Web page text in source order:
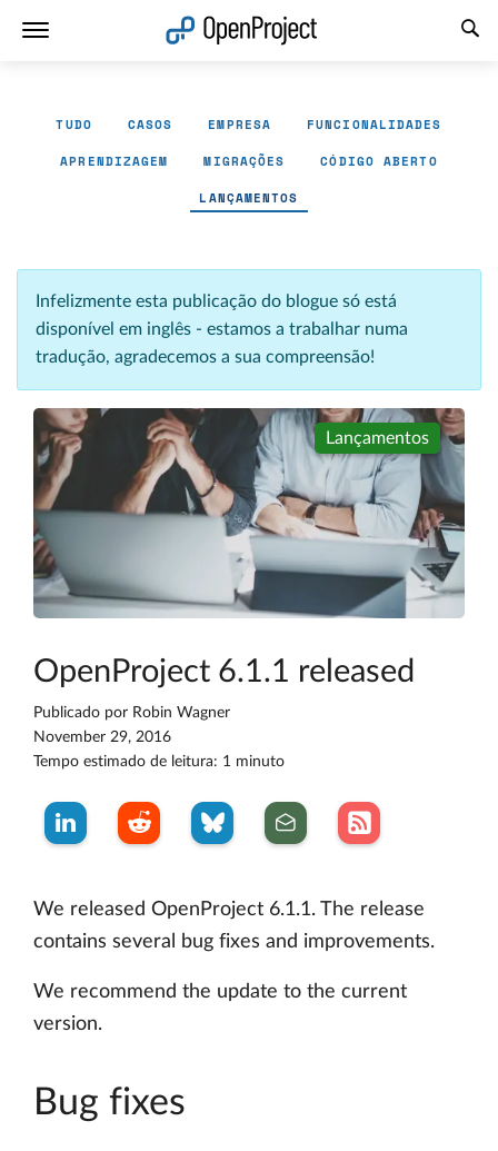
TUDO CASOS EMPRESA FUNCIONALIDADES
APRENDIZAGEM MIGRAÇÕES CÓDIGO ABERTO
LANÇAMENTOS
Infelizmente esta publicação do blogue só está
disponível em inglês - estamos a trabalhar numa
tradução, agradecemos a sua compreensão!
Lançamentos
OpenProject 6.1.1 released
Publicado por Robin Wagner
November 29, 2016
Tempo estimado de leitura: 1 minuto
We released OpenProject 6.1.1. The release
contains several bug fixes and improvements.
We recommend the update to the current
version.
Bug fixes
Abrir a ligação num novo separador